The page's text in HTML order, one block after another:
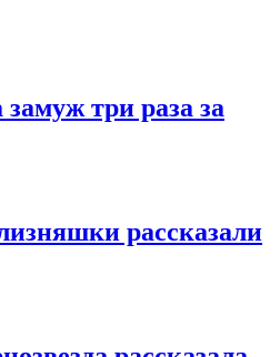
три раза за
рассказали